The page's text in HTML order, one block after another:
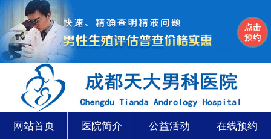
网站首页 医院简介 公益活动 在线预约